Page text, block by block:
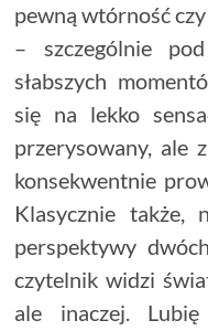
pewną wtórność
– szczególnie
słabszych
się na lekko
przerysowany, ale
konsekwentnie
Klasycznie także,
perspektywy
czytelnik widzi
ale inaczej.